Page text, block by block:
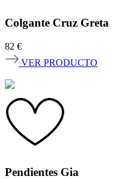
Colgante Cruz Greta
82 €
VER PRODUCTO
Pendientes Gia